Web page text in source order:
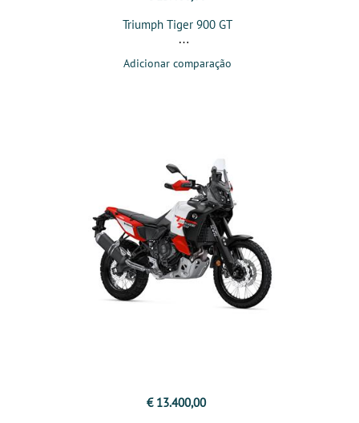
Triumph Tiger 900 GT
Adicionar comparação
€ 13.400,00